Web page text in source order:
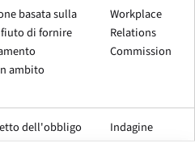
basata sulla
di fornire
ambito
Workplace
Relations
Commission
dell'obbligo
degli enti
Indagine
NDA;